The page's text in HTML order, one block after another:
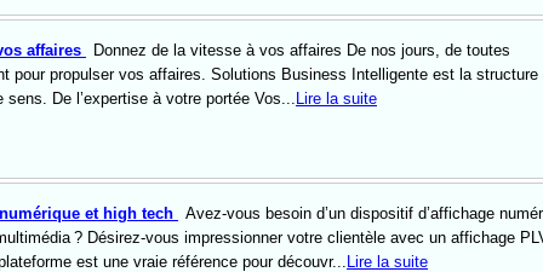
affaires
Donnez de la vitesse à vos affaires De nos jours, de toutes
pour propulser vos affaires. Solutions Business Intelligente est la structure
De l’expertise à votre portée Vos... Lire la suite
et high tech
Avez-vous besoin d’un dispositif d’affichage
? Désirez-vous impressionner votre clientèle avec un affichage
est une vraie référence pour découvr...Lire la suite